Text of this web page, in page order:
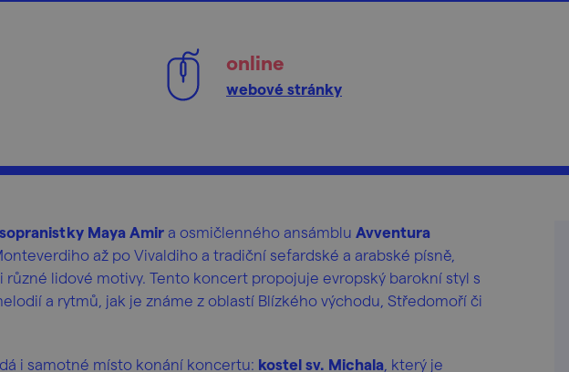
online
webové stránky
Maya Amir a osmičlenného ansámblu Avventura
až po Vivaldiho a tradiční sefardské a arabské písně,
různé lidové motivy. Tento koncert propojuje evropský barokní styl s
a rytmů, jak je známe z oblastí Blízkého východu, Středomoří či
i samotné místo konání koncertu: kostel sv. Michala , který je